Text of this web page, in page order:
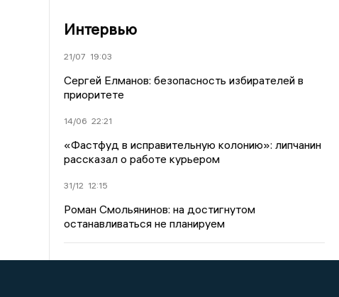
Интервью
21/07 19:03
Сергей Елманов: безопасность избирателей в
приоритете
14/06 22:21
«Фастфуд в исправительную колонию»: липчанин
рассказал о работе курьером
31/12 12:15
Роман Смольянинов: на достигнутом
останавливаться не планируем